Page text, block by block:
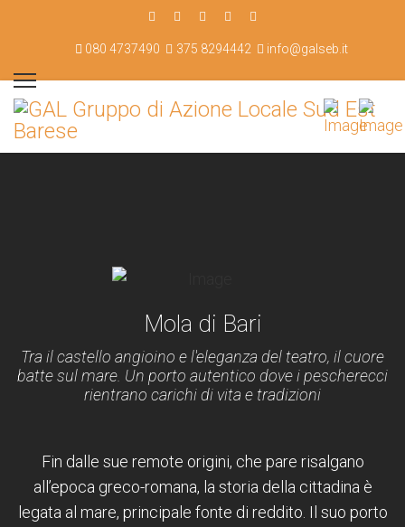
080 4737490 375 8294442 info@galseb.it
Mola di Bari
Tra il castello angioino e l'eleganza del teatro, il cuore
batte sul mare. Un porto autentico dove i pescherecci
rientrano carichi di vita e tradizioni
Fin dalle sue remote origini, che pare risalgano
all’epoca greco-romana, la storia della cittadina è
legata al mare, principale fonte di reddito. Il suo porto